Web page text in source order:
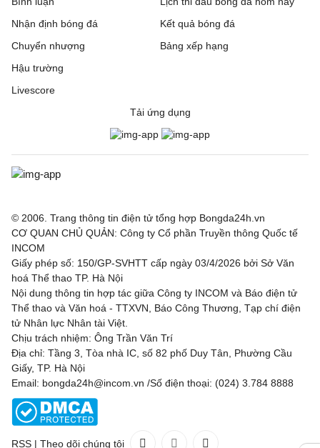
Nhận định bóng đá
Chuyển nhượng
Hậu trường
Livescore
Kết quả bóng đá
Bảng xếp hạng
Tải ứng dụng
© 2006. Trang thông tin điện tử tổng hợp Bongda24h.vn
CƠ QUAN CHỦ QUẢN: Công ty Cổ phần Truyền thông Quốc tế
INCOM
Giấy phép số: 150/GP-SVHTT cấp ngày 03/4/2026 bởi Sở Văn
hoá Thể thao TP. Hà Nội
Nội dung thông tin hợp tác giữa Công ty INCOM và Báo điện tử
Thể thao và Văn hoá - TTXVN, Báo Công Thương, Tạp chí điện
tử Nhân lực Nhân tài Việt.
Chịu trách nhiệm: Ông Trần Văn Trí
Địa chỉ: Tầng 3, Tòa nhà IC, số 82 phố Duy Tân, Phường Cầu
Giấy, TP. Hà Nội
Email: bongda24h@incom.vn /Số điện thoại: (024) 3.784 8888
RSS | Theo dõi chúng tôi